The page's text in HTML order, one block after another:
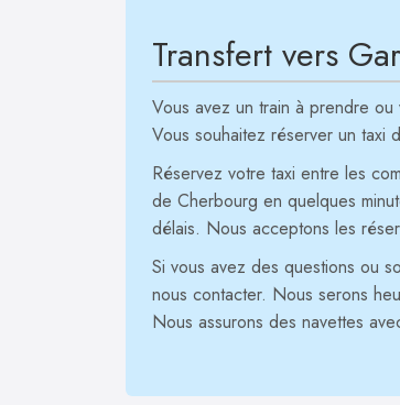
Transfert vers
Vous avez un train à prendre
Vous souhaitez réserver un taxi
Réservez votre taxi entre les
de Cherbourg en quelques
délais. Nous acceptons les
Si vous avez des questions ou
nous contacter. Nous serons
Nous assurons des navettes